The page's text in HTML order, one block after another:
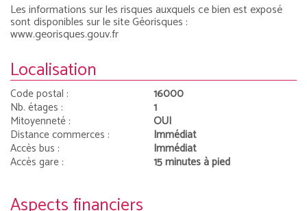
Les informations sur les risques auxquels ce bien est exposé
sont disponibles sur le site Géorisques :
www.georisques.gouv.fr
Localisation
Code postal :
16000
Nb. étages :
1
Mitoyenneté :
OUI
Distance commerces :
Immédiat
Accès bus :
Immédiat
Accès gare :
15 minutes à pied